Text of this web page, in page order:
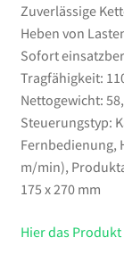
Lagerhallen,
Garagen
Menge
Zuverlässige
Heben von
Sofort
Tragfähigkeit:
Nettogewicht:
Steuerungstyp:
Fernbedienung,
m/min),
175 x 270 mm
Hier das Produkt